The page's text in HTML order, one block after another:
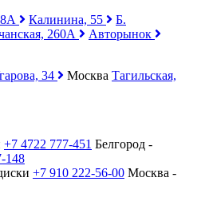
Калинина, 55
Б.
260А
Авторынок
34 Москва Тагильская,
+7 4722 777-451 Белгород -
148
+7 910 222-56-00 Москва -